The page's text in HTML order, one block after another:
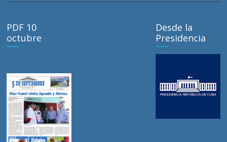
PDF 10
octubre
Desde la
Presidencia